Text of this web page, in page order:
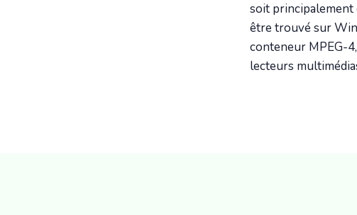
soit principalement
être trouvé sur
conteneur MPEG-
lecteurs